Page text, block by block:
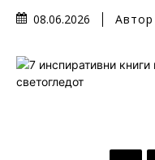
08.06.2026 Автор